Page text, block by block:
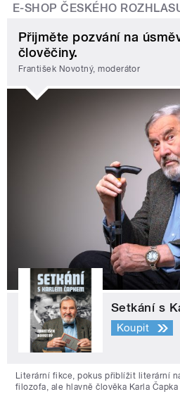
E-SHOP ČESKÉHO
Přijměte pozvání na
člověčiny.
František Novotný, moderátor
Setkání s
Koupit
Literární fikce, pokus přiblížit literární
filozofa, ale hlavně člověka Karla